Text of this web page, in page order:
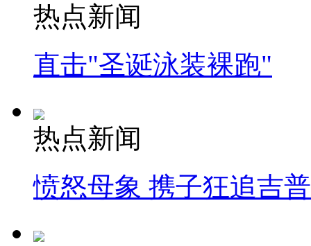
热点新闻
直击"圣诞泳装裸跑"
热点新闻
愤怒母象 携子狂追吉